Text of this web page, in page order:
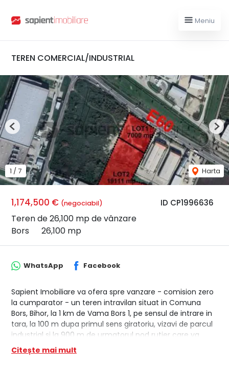
Meniu
TEREN COMERCIAL/INDUSTRIAL
ID CP1996636
1,174,500 € (negociabil)
Teren de 26,100 mp de vânzare
Bors
26,100 mp
1 /7 Harta
Previous
WhatsApp Facebook
Sapient Imobiliare va ofera spre vanzare - comision zero
la cumparator - un teren intravilan situat in Comuna
Bors, Bihor, la 1 km de Vama Bors 1, pe sensul de intrare in
tara, la 100 m dupa primul sens giratoriu, vizavi de parcul
industrial si la 900 m de urmatorul nod rutier care va
face legatura intre Vama Bors 2, Autostrada A3, centura
orasului Oradea, precum si Drumul Express Oradea -
Citește mai mult